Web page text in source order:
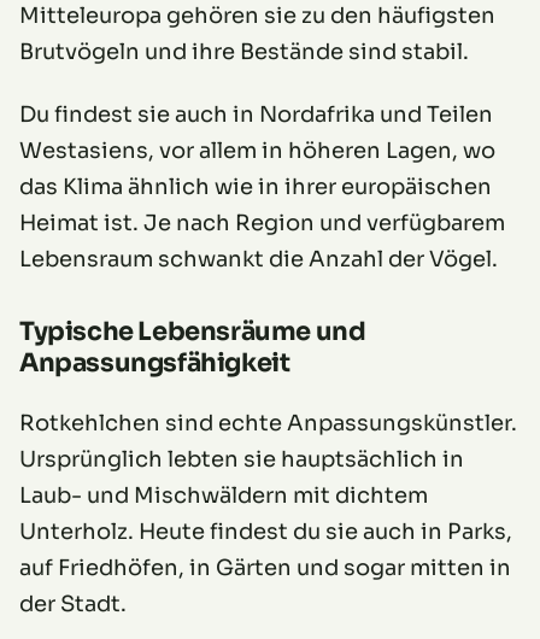
Mitteleuropa gehören sie zu den häufigsten
Brutvögeln und ihre Bestände sind stabil.
Du findest sie auch in Nordafrika und Teilen
Westasiens, vor allem in höheren Lagen, wo
das Klima ähnlich wie in ihrer europäischen
Heimat ist. Je nach Region und verfügbarem
Lebensraum schwankt die Anzahl der Vögel.
Typische Lebensräume und
Anpassungsfähigkeit
Rotkehlchen sind echte Anpassungskünstler.
Ursprünglich lebten sie hauptsächlich in
Laub- und Mischwäldern mit dichtem
Unterholz. Heute findest du sie auch in Parks,
auf Friedhöfen, in Gärten und sogar mitten in
der Stadt.